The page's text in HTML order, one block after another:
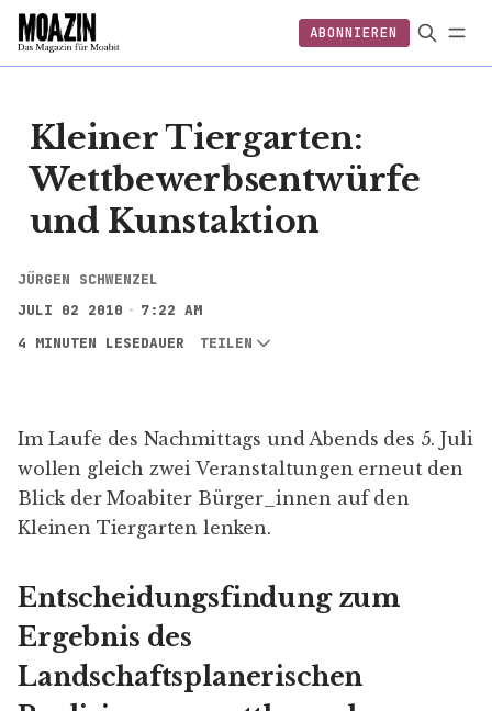
ABONNIEREN
EINLOGGEN
ABONNIEREN
Kleiner Tiergarten:
Wettbewerbsentwürfe
und Kunstaktion
JÜRGEN SCHWENZEL
JULI 02 2010
7:22 AM
4 MINUTEN LESEDAUER
TEILEN
Im Laufe des Nachmittags und Abends des 5. Juli
wollen gleich zwei Veranstaltungen erneut den
Blick der Moabiter Bürger_innen auf den
Kleinen Tiergarten lenken.
Entscheidungsfindung zum
Ergebnis des
Landschaftsplanerischen